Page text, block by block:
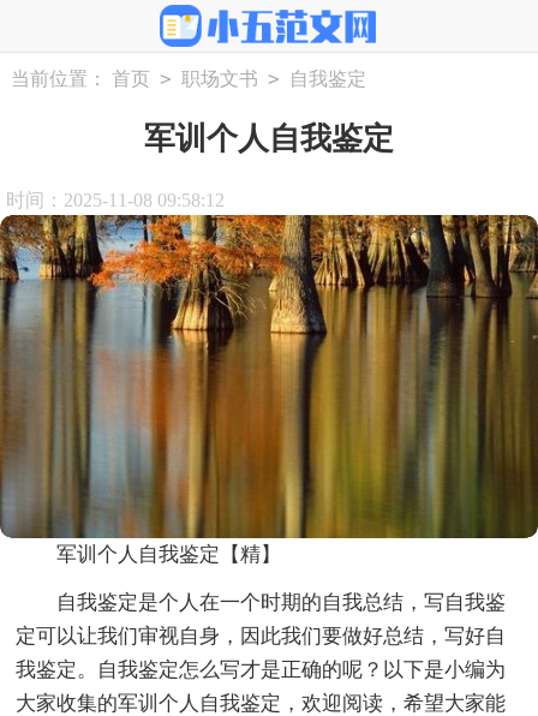
当前位置： 首页 > 职场文书 > 自我鉴定
军训个人自我鉴定
时间：2025-11-08 09:58:12
军训个人自我鉴定【精】
自我鉴定是个人在一个时期的自我总结，写自我鉴
定可以让我们审视自身，因此我们要做好总结，写好自
我鉴定。自我鉴定怎么写才是正确的呢？以下是小编为
大家收集的军训个人自我鉴定，欢迎阅读，希望大家能